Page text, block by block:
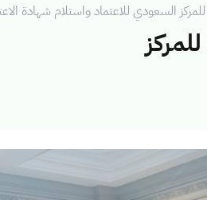
السعودي للاعتماد واستلام شهادة